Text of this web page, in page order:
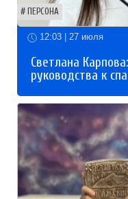
ПЕРСОНА
12:03 | 27 июля
Светлана
руководства к